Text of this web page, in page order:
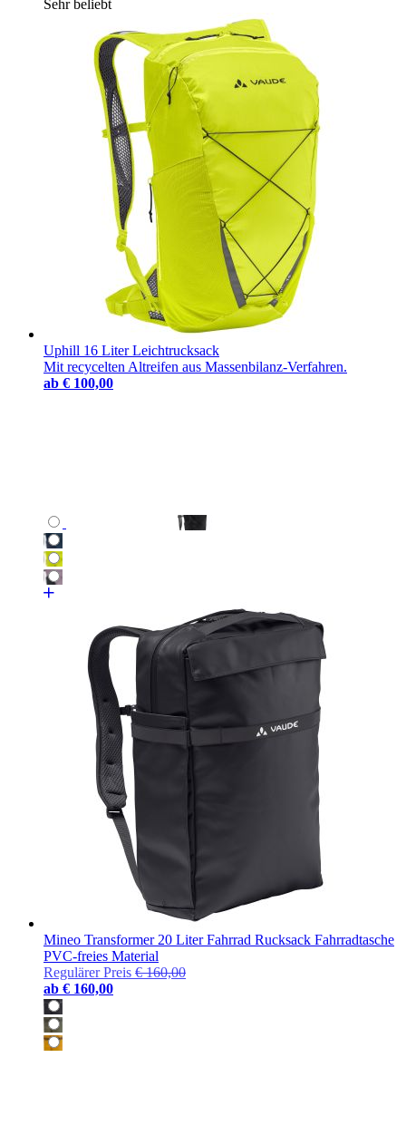
Sehr beliebt
Uphill 16 Liter Leichtrucksack
Mit recycelten Altreifen aus Massenbilanz-Verfahren.
ab € 100,00
Mineo Transformer 20 Liter Fahrrad Rucksack Fahrradtasche
PVC-freies Material
Regulärer Preis € 160,00
ab € 160,00